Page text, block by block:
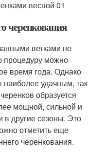
черенкования
ветками не
процедуру можно
время года. Однако
наиболее удачным, так
образуется
мощной, сильной и
в другие сезоны. Это
отметить еще
черенкования.